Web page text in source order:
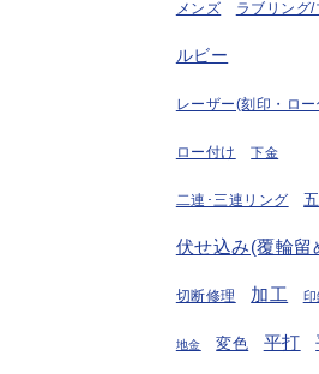
メンズ ラブリング/
ルビー
レーザー(刻印・ロ
ロー付け 下金
二連･三連リング
伏せ込み(覆輪留
切断修理 加工 印
地金 変色 平打